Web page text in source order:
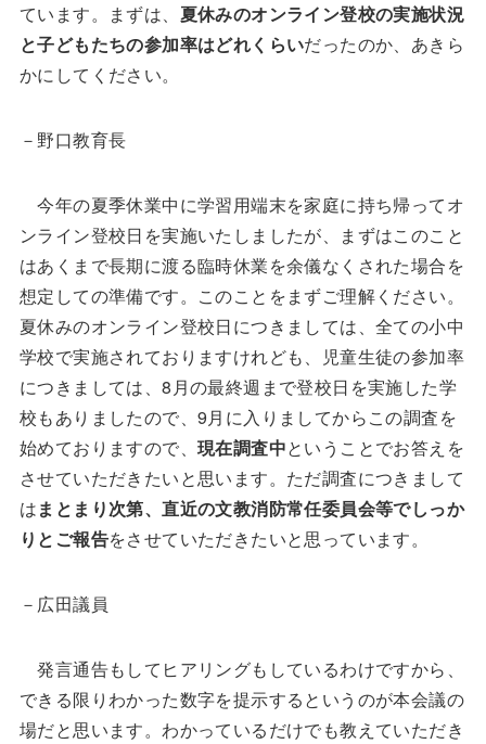
ています。まずは、 夏休みのオンライン登校の実施状況
と子どもたちの参加率はどれくらいだったのか、あきら
かにしてください。
－野口教育長
今年の夏季休業中に学習用端末を家庭に持ち帰ってオ
ンライン登校日を実施いたしましたが、まずはこのこと
はあくまで長期に渡る臨時休業を余儀なくされた場合を
想定しての準備です。このことをまずご理解ください。
夏休みのオンライン登校日につきましては、全ての小中
学校で実施されておりますけれども、児童生徒の参加率
につきましては、8月の最終週まで登校日を実施した学
校もありましたので、9月に入りましてからこの調査を
始めておりますので、 現在調査中ということでお答えを
させていただきたいと思います。ただ調査につきまして
はまとまり次第、直近の文教消防常任委員会等でしっか
りとご報告をさせていただきたいと思っています。
－広田議員
発言通告もしてヒアリングもしているわけですから、
できる限りわかった数字を提示するというのが本会議の
場だと思います。わかっているだけでも教えていただき